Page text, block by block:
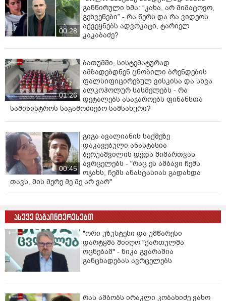
00:28
განწირული ხმა: “კახა, არ მიმატოვო,
გეხვეწები” - რა წერს და რა ვიდეოს
აქვეყნებს ადვოკატი, ტარიელ
კაკაბაძე?
01:26
ბათუმში, სისტემატურად
ამზადებდნენ ცნობილი ბრენდების
ფალსიფიცირებულ ვისკისა და სხვა
ალკოჰოლურ სასმელებს - რა
დეტალებს ასაჯაროებს ფინანსთა
სამინისტროს საგამოძიებო სამსახური?
00:45
გიგა ავალიანის საქმეზე
დაკავებული ანასტასია
ბერუაშვილის დედა მიმართვას
ავრცელებს - "რაც ეს ამბავი ჩემს
ოჯახს, ჩემს ანასტასიას გადახდა
თავს, მის მერე მე მე არ ვარ"
ასევე დაგაინტერესებთ
"ორი უზუსტესი და უმწარესი
დარტყმა მიიღო "ქართულმა
ოცნებამ" - ნიკა გვარამია
განცხადებას ავრცელებს
რას ამბობს ირაკლი კობახიძე ვახო